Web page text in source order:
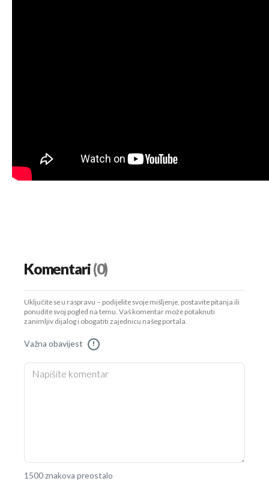
Komentari(0)
Uključite se u raspravu – podijelite svoje mišljenje, postavite pitanja ili
ponudite svoj pogled na temu. Vaš komentar može potaknuti
zanimljiv dijalog i obogatiti zajednicu našeg portala.
Važna obavijest !
1500 znakova preostalo